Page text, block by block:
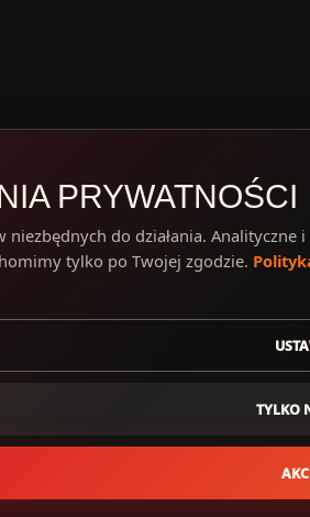
PRYWATNOŚCI
do działania. Analityczne i
tylko po Twojej zgodzie.
TYLKO